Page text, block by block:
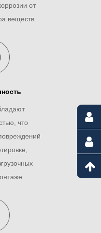
от
веществ.
что